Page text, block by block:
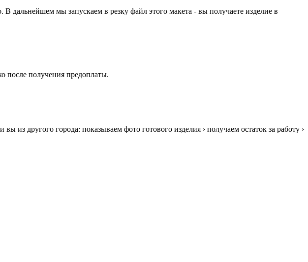
дальнейшем мы запускаем в резку файл этого макета - вы получаете изделие в
после получения предоплаты.
из другого города: показываем фото готового изделия › получаем остаток за работу ›